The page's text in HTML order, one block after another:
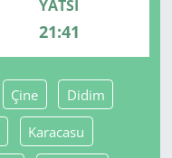
YATSI
21:41
Çine Didim
Karacasu